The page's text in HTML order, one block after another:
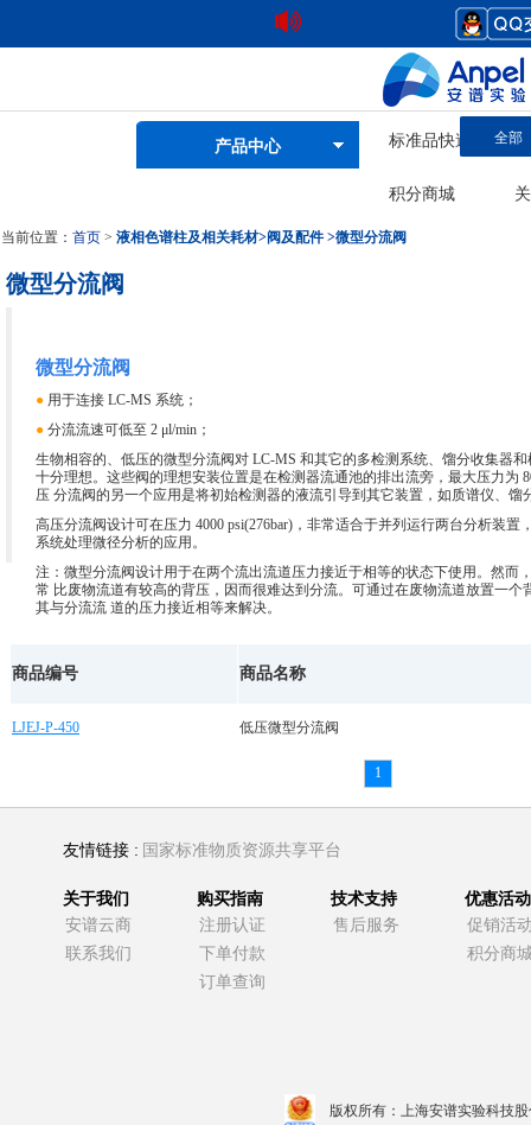
全部
产品中心 标准品快速查询
积分商城
当前位置： 首页 > 液相色谱柱及相关耗材>阀及配件>微型分流阀
微型分流阀
微型分流阀
● 用于连接 LC-MS 系统；
● 分流流速可低至 2 μl/min；
生物相容的、低压的微型分流阀对 LC-MS 和其它的多检测系统、馏分收集器
十分理想。这些阀的理想安装位置是在检测器流通池的排出流旁，最大压力为
压 分流阀的另一个应用是将初始检测器的液流引导到其它装置，如质谱仪、馏
高压分流阀设计可在压力 4000 psi(276bar)，非常适合于并列运行两台分析装置
系统处理微径分析的应用。
注：微型分流阀设计用于在两个流出流道压力接近于相等的状态下使用。然而
常 比废物流道有较高的背压，因而很难达到分流。可通过在废物流道放置一个
其与分流流 道的压力接近相等来解决。
商品编号 商品名称
LJEJ-P-450 低压微型分流阀
1
友情链接 : 国家标准物质资源共享平台
关于我们
安谱云商
联系我们
购买指南
注册认证
下单付款
订单查询
技术支持
售后服务
优惠活动
促销活
积分商
版权所有：上海安谱实验科技